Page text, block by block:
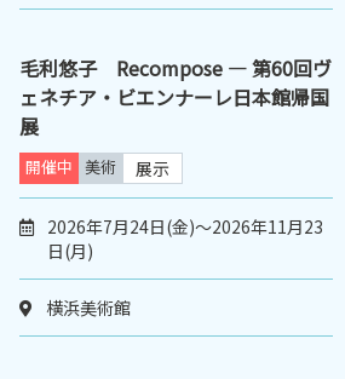
毛利悠子 Recompose ― 第60回ヴ
ェネチア・ビエンナーレ日本館帰国
展
開催中 美術 展示
2026年7月24日(金)～2026年11月23
日(月)
横浜美術館